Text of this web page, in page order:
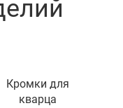
Кромки для
кварца